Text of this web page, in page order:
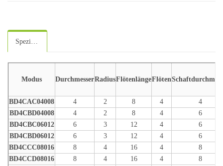
Spezifikationen
Modus DurchmesserRadiusFlötenlängeFlöten
BD4CAC04008 4 2 8 4
4
BD4CBD04008
4 2 8 4
6
BD4CBC06012
6 3 12 4
6
BD4CBD06012
6 3 12 4
6
BD4CCC08016
8 4 16 4
8
BD4CCD08016
8 4 16 4
8